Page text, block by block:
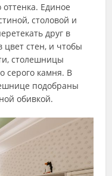
оттенка. Единое
столовой и
друг в
цвет стен, и чтобы
столешницы
серого камня. В
подобраны
обивкой.